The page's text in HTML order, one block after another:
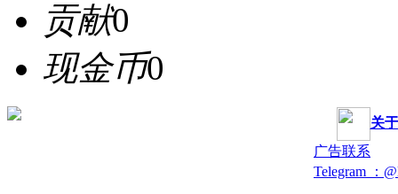
贡献0
现金币0
关
广告联系
Telegram ：